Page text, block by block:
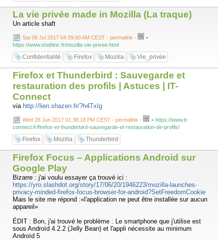
La vie privée made in Mozilla (La traque)
Un article shaft
Sat 08 Jul 2017 04:39:00 AM CEST - permalink - -
https://www.shaftinc.fr/mozilla-vie-privee.html
Confidentialité Firefox Mozilla Vie_privée
Firefox et Thunderbird : Sauvegarde et
restauration des profils | Astuces | IT-
Connect
via http://lien.shazen.fr/?h4TxIg
Wed 28 Jun 2017 01:38:18 PM CEST - permalink - - https://www.it-
connect.fr/firefox-et-thunderbird-sauvegarde-et-restauration-de-profils/
Firefox Mozilla Thunderbird
Firefox Focus – Applications Android sur
Google Play
Bizarre : j'ai voulu essayer ça trouvé ici :
https://yro.slashdot.org/story/17/06/20/1946223/mozilla-launches-
privacy-minded-firefox-focus-browser-for-android?SetFreedomCookie
Mais le site me répond :«l'application ne peut être installée sur aucun
appareil»
ÉDIT : Bon, j'ai trouvé le problème : Le smartphone que j'utilise est
sous Androïd 4.2.2 (Jelly Bean) et l'appli nécessite au minimum
Androïd 5